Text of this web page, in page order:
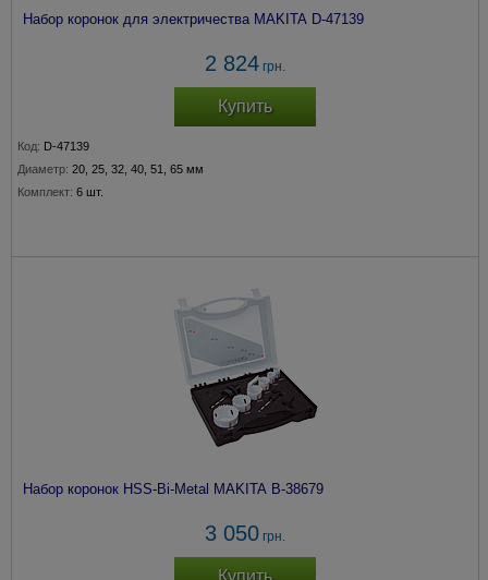
Набор коронок для электричества MAKITA D-47139
2 824 грн.
Купить
Код: D-47139
Диаметр: 20, 25, 32, 40, 51, 65 мм
Комплект: 6 шт.
Набор коронок HSS-Bi-Metal MAKITA B-38679
3 050 грн.
Купить